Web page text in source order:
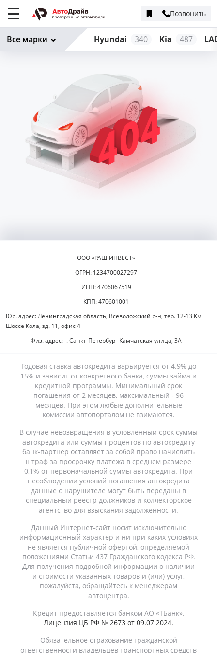
Позвонить
Hyundai 340 Kia 487
Все марки
ООО «РАШ-ИНВЕСТ»
ОГРН: 1234700027297
ИНН: 4706067519
КПП: 470601001
Юр. адрес: Ленинградская область, Всеволожский р-н, тер. 12-13 Км
Шоссе Кола, зд. 11, офис 4
Физ. адрес: г. Санкт-Петербург Камчатская улица, 3А
Годовая ставка автокредита варьируется от 4.9% до
15% и зависит от конкретного банка, суммы займа и
кредитной программы. Минимальный срок
погашения от 2 месяцев, максимальный - 96
месяцев. При этом любые дополнительные
комиссии автопорталом не взимаются.
В случае невозвращения в условленный срок суммы
автокредита или суммы процентов по автокредиту
банк-партнер оставляет за собой право начислить
штраф за просрочку платежа в среднем размере
0,1% от первоначальной суммы автокредита. При
несоблюдении условий погашения автокредита
данные о нарушителе могут быть переданы в
специальный реестр должников и коллекторское
агентство для взыскания задолженности.
Данный Интернет-сайт носит исключительно
информационный характер и ни при каких условиях
не является публичной офертой, определяемой
положениями Статьи 437 Гражданского кодекса РФ.
Для получения подробной информации о наличии
и стоимости указанных товаров и (или) услуг,
пожалуйста, обращайтесь к менеджерам
автоцентра.
Кредит предоставляется банком АО «ТБанк».
Лицензия ЦБ РФ № 2673 от 09.07.2024.
Обязательное страхование гражданской
ответственности владельцев транспортных средств